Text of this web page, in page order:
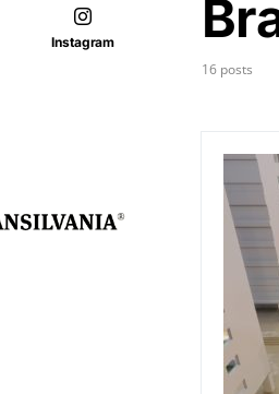
16 posts
Instagram